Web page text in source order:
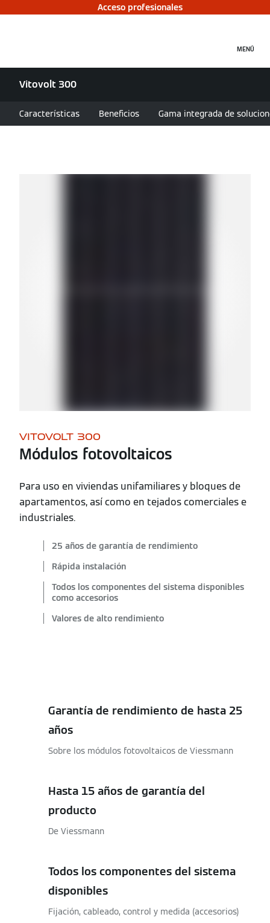
Acceso profesionales
MENÚ
Vitovolt 300
Características Beneficios Gama integrada de
VITOVOLT 300
Módulos fotovoltaicos
Para uso en viviendas unifamiliares y bloques de
apartamentos, así como en tejados comerciales e
industriales.
25 años de garantía de rendimiento
Rápida instalación
Todos los componentes del sistema disponibles
como accesorios
Valores de alto rendimiento
Garantía de rendimiento de hasta 25
años
Sobre los módulos fotovoltaicos de Viessmann
Hasta 15 años de garantía del
producto
De Viessmann
Todos los componentes del sistema
disponibles
Fijación, cableado, control y medida (accesorios)